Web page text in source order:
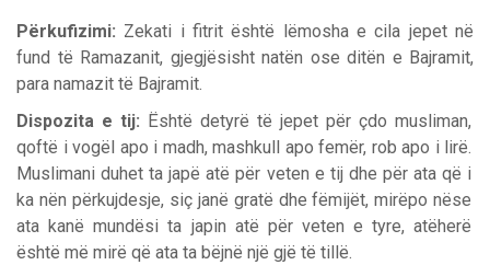
Përkufizimi: Zekati i fitrit është lëmosha e cila jepet në
fund të Ramazanit, gjegjësisht natën ose ditën e Bajramit,
para namazit të Bajramit.
Dispozita e tij: Është detyrë të jepet për çdo musliman,
qoftë i vogël apo i madh, mashkull apo femër, rob apo i lirë.
Muslimani duhet ta japë atë për veten e tij dhe për ata që i
ka nën përkujdesje, siç janë gratë dhe fëmijët, mirëpo nëse
ata kanë mundësi ta japin atë për veten e tyre, atëherë
është më mirë që ata ta bëjnë një gjë të tillë.